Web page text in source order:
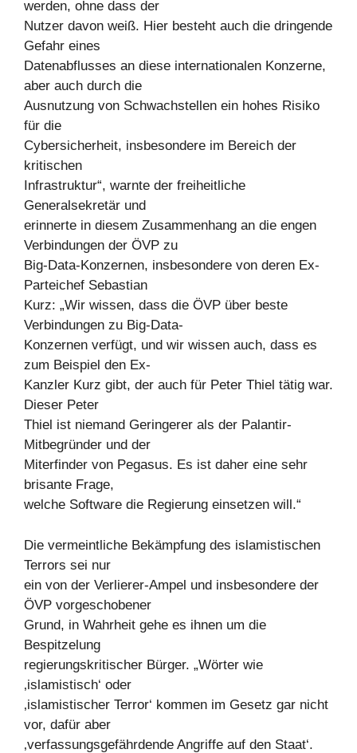
werden, ohne dass der
Nutzer davon weiß. Hier besteht auch die dringende
Gefahr eines
Datenabflusses an diese internationalen Konzerne,
aber auch durch die
Ausnutzung von Schwachstellen ein hohes Risiko
für die
Cybersicherheit, insbesondere im Bereich der
kritischen
Infrastruktur“, warnte der freiheitliche
Generalsekretär und
erinnerte in diesem Zusammenhang an die engen
Verbindungen der ÖVP zu
Big-Data-Konzernen, insbesondere von deren Ex-
Parteichef Sebastian
Kurz: „Wir wissen, dass die ÖVP über beste
Verbindungen zu Big-Data-
Konzernen verfügt, und wir wissen auch, dass es
zum Beispiel den Ex-
Kanzler Kurz gibt, der auch für Peter Thiel tätig war.
Dieser Peter
Thiel ist niemand Geringerer als der Palantir-
Mitbegründer und der
Miterfinder von Pegasus. Es ist daher eine sehr
brisante Frage,
welche Software die Regierung einsetzen will.“
Die vermeintliche Bekämpfung des islamistischen
Terrors sei nur
ein von der Verlierer-Ampel und insbesondere der
ÖVP vorgeschobener
Grund, in Wahrheit gehe es ihnen um die
Bespitzelung
regierungskritischer Bürger. „Wörter wie
‚islamistisch‘ oder
‚islamistischer Terror‘ kommen im Gesetz gar nicht
vor, dafür aber
‚verfassungsgefährdende Angriffe auf den Staat‘.